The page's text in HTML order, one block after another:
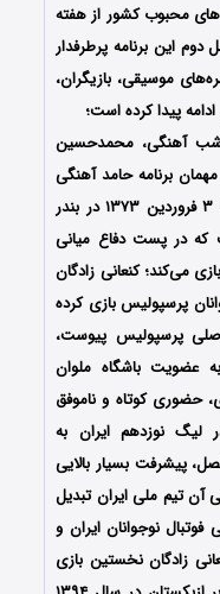
محبوب کشور از هفته
فصل دوم این برنامه پرطرفدار
چهره‌های موسیقی، بازیگران،
پیدا کرده است؛
آهنگی، محمدحسین
مهمان برنامه حامد آهنگی
است؛ محمدحسین کنعانی زادگان متولد ۳ فروردین ۱۳۷۳ در بندر
که در پست دفاع میانی
می‌کند؛ کنعانی زادگان
پرسپولیس بازی کرده‌
فصل ۱۳۹۰ به تیم اصلی پرسپولیس پیوست،
عضویت باشگاه ملوان
حضوری کوتاه و ناموفق
لیگ نوزدهم ایران به
پیشرفت بسیار بالایی
تیم ملی ایران تبدیل
نوجوانان ایران و
زادگان نخستین بازی